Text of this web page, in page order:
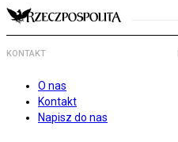
KONTAKT
O nas
Kontakt
Napisz do nas